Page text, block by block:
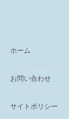
ホーム
お問い合わせ
サイトポリシー